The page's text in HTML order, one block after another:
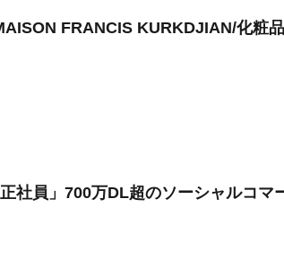
FRANCIS KURKDJIAN/化粧
社員」700万DL超のソーシャルコ